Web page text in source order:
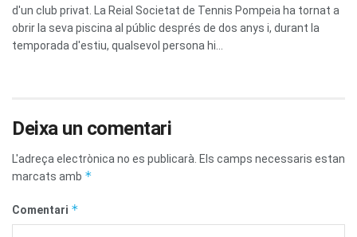
d'un club privat. La Reial Societat de Tennis Pompeia ha tornat a
obrir la seva piscina al públic després de dos anys i, durant la
temporada d'estiu, qualsevol persona hi...
Deixa un comentari
L'adreça electrònica no es publicarà. Els camps necessaris estan
marcats amb *
Comentari *